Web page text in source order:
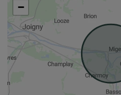
−